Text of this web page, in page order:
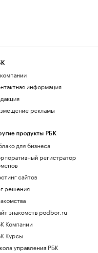
информация
рекламы
продукты РБК
для бизнеса
регистратор
сайтов
знакомств podbor.ru
Компании
Курсы
управления РБК